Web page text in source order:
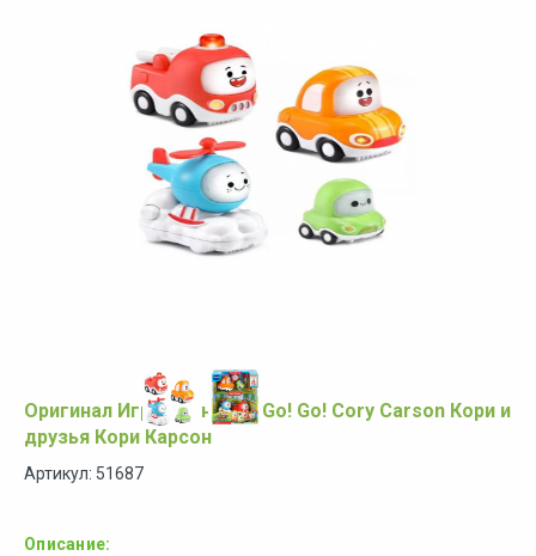
Оригинал Игровой набор Go! Go! Cory Carson Кори и
друзья Кори Карсон
Артикул: 51687
Описание: